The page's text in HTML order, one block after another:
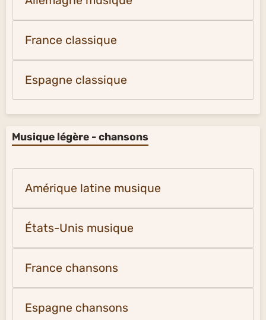
France classique
Espagne classique
Musique légère - chansons
Amérique latine musique
États-Unis musique
France chansons
Espagne chansons